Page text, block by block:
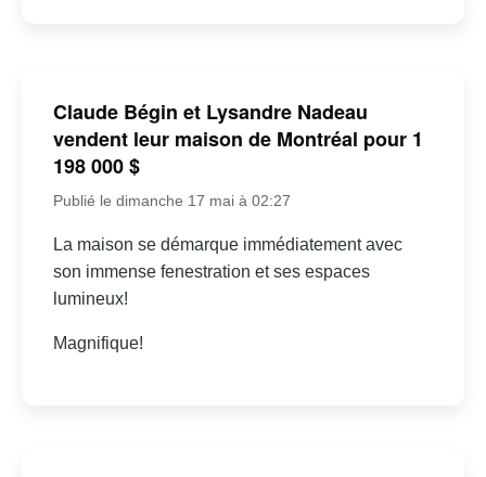
Claude Bégin et Lysandre Nadeau
vendent leur maison de Montréal pour 1
198 000 $
Publié le dimanche 17 mai à 02:27
La maison se démarque immédiatement avec
son immense fenestration et ses espaces
lumineux!
Magnifique!